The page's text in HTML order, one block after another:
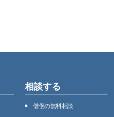
相談する
僧侶の無料相談